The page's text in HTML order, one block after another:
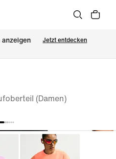
anzeigen Jetzt entdecken
(Damen)